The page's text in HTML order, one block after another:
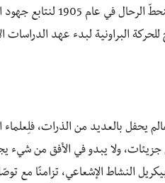
وجزيئات الماء، ويمضي بنا
البراونية لبدء عهد الدراسات
يحفل بالعديد من الذرات، فلِعلماء
جزيئات، ولا يبدو في الأفق من
النشاط الإشعاعي، تزامنًا مع